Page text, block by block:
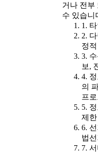
거나 전부
수 있습니
1.
2.
정
3.
보,
4.
의
프
5.
제
6.
법
7.